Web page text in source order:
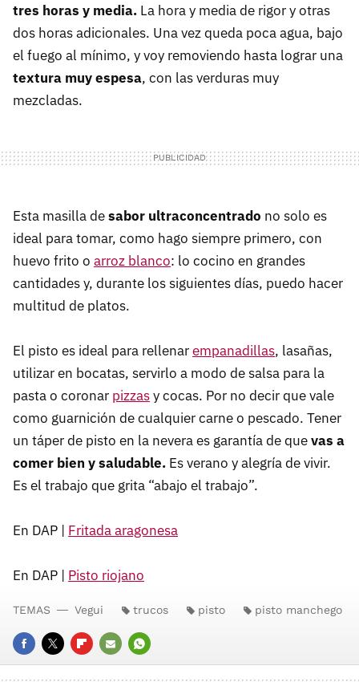
tres horas y media. La hora y media de rigor y otras
dos horas adicionales. Una vez queda poca agua, bajo
el fuego al mínimo, y voy removiendo hasta lograr una
textura muy espesa, con las verduras muy
mezcladas.
Esta masilla desabor ultraconcentrado no solo es
ideal para tomar, como hago siempre primero, con
huevo frito o arroz blanco: lo cocino en grandes
cantidades y, durante los siguientes días, puedo hacer
multitud de platos.
El pisto es ideal para rellenarempanadillas, lasañas,
utilizar en bocatas, servirlo a modo de salsa para la
pasta o coronar pizzasy cocas. Por no decir que vale
como guarnición de cualquier carne o pescado. Tener
un táper de pisto en la nevera es garantía de quevas a
comer bien y saludable. Es verano y alegría de vivir.
Es el trabajo que grita “abajo el trabajo”.
En DAP | Fritada aragonesa
En DAP | Pisto riojano
FACEBOOK
TWITTERFLIPBOARD
E-
WHATSAPP
TEMAS Vegui trucos pisto pisto manchego